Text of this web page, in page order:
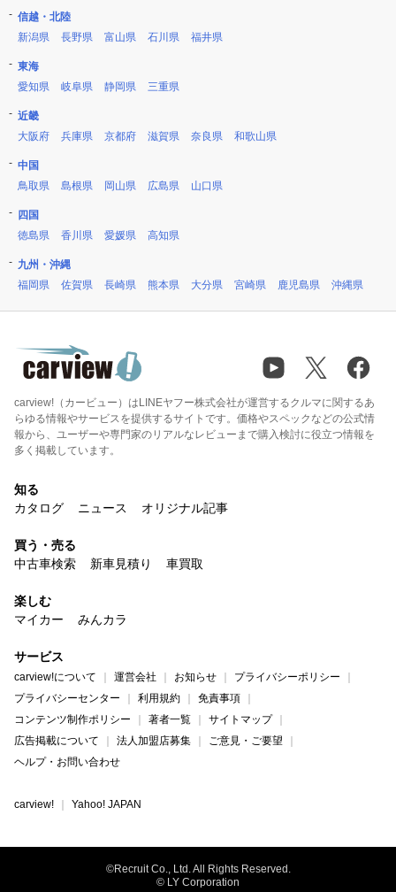
信越・北陸
新潟県
長野県 富山県 石川県 福井県
東海
愛知県
岐阜県 静岡県 三重県
近畿
大阪府
兵庫県 京都府 滋賀県 奈良県 和歌山県
中国
鳥取県
島根県 岡山県 広島県 山口県
四国
徳島県
香川県 愛媛県 高知県
九州・沖縄
福岡県
佐賀県 長崎県 熊本県 大分県 宮崎県 鹿児島県 沖縄県
carview!（カービュー）はLINEヤフー株式会社が運営するクルマに関するあ
らゆる情報やサービスを提供するサイトです。価格やスペックなどの公式情
報から、ユーザーや専門家のリアルなレビューまで購入検討に役立つ情報を
多く掲載しています。
知る
カタログ
ニュース オリジナル記事
買う・売る
中古車検索
新車見積り 車買取
楽しむ
マイカー
みんカラ
サービス
carview!について 運営会社 お知らせ
プライバシーポリシー
プライバシーセンター
利用規約
免責事項
コンテンツ制作ポリシー
著者一覧
サイトマップ
広告掲載について
法人加盟店募集
ご意見・ご要望
ヘルプ・お問い合わせ
carview! Yahoo! JAPAN
©Recruit Co., Ltd. All Rights Reserved.
© LY Corporation